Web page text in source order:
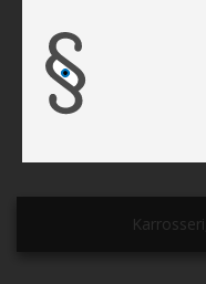
Dobbeltseng
Hæve/sænkebord
Rundsiddegruppe
Gulvtæppe